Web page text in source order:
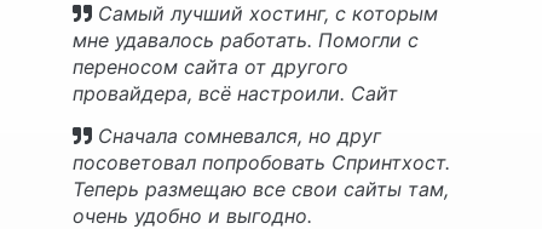
Самый лучший хостинг, с которым
мне удавалось работать. Помогли с
переносом сайта от другого
провайдера, всё настроили. Сайт
Сначала сомневался, но друг
посоветовал попробовать Спринтхост.
Теперь размещаю все свои сайты там,
очень удобно и выгодно.